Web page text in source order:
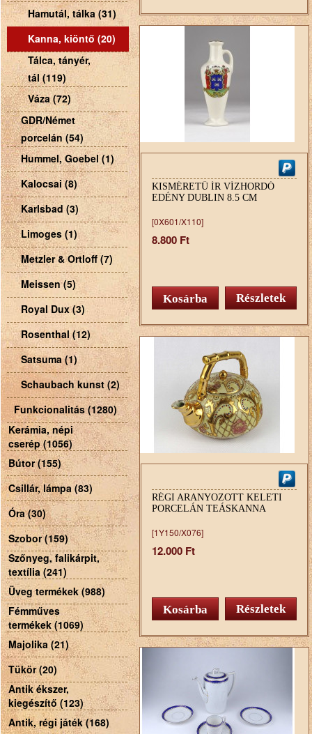
Hamutál, tálka (31)
Kanna, kiöntő (20)
Tálca, tányér,
tál (119)
Váza (72)
GDR/Német
porcelán (54)
Hummel, Goebel (1)
Kalocsai (8)
Karlsbad (3)
Limoges (1)
Metzler & Ortloff (7)
Meissen (5)
Royal Dux (3)
Rosenthal (12)
Satsuma (1)
Schaubach kunst (2)
Funkcionalitás (1280)
Kerámia, népi
cserép (1056)
Bútor (155)
Csillár, lámpa (83)
Óra (30)
Szobor (159)
Szőnyeg, falikárpit,
textília (241)
Üveg termékek (988)
Fémműves
termékek (1069)
Majolika (21)
Tükör (20)
Antik ékszer,
kiegészítő (123)
Antik, régi játék (168)
KISMÉRETŰ ÍR VÍZHORDÓ
EDÉNY DUBLIN 8.5 CM
[0X601/X110]
8.800 Ft
Részletek
RÉGI ARANYOZOTT KELETI
PORCELÁN TEÁSKANNA
[1Y150/X076]
12.000 Ft
Részletek